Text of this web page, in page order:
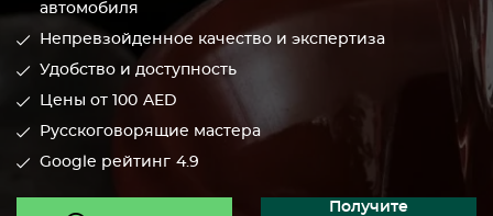
автомобиля
Непревзойденное качество и экспертиза
Удобство и доступность
Цены от 100 AED
Русскоговорящие мастера
Google рейтинг 4.9
Получите